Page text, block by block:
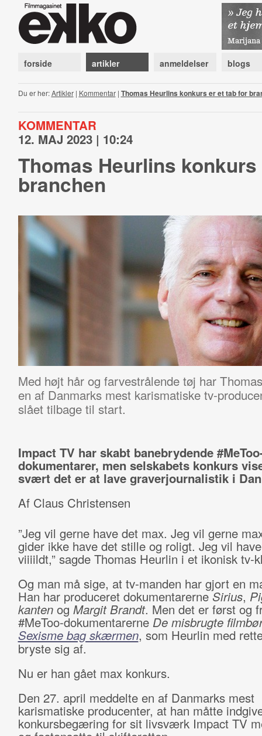
forside artikler anmeldelser blogs
Du er her:Artikler| Kommentar| Thomas Heurlins konkurs er et tab for
KOMMENTAR
12. MAJ 2023 | 10:24
Thomas Heurlins
branchen
Med højt hår og farvestrålende tøj har
en af Danmarks mest karismatiske tv-
slået tilbage til start.
Impact TV har skabt banebrydende
dokumentarer, men selskabets konkurs
svært det er at lave graverjournalistik i
Af Claus Christensen
”Jeg vil gerne have det max. Jeg vil gerne
gider ikke have det stille og roligt. Jeg vil
viiiildt,” sagde Thomas Heurlin i et ikonisk tv-
Og man må sige, at tv-manden har gjort en
Han har produceret dokumentarerneSirius,
kantenog Margit Brandt. Men det er først og
#MeToo-dokumentarerne De misbrugte
Sexisme bag skærmen, som Heurlin med
bryste sig af.
Nu er han gået max konkurs.
Den 27. april meddelte en af Danmarks mest
karismatiske producenter, at han måtte
konkursbegæring for sit livsværk Impact TV